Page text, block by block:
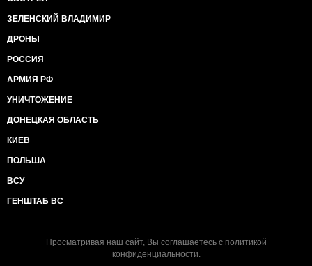
ЗЕЛЕНСКИЙ ВЛАДИМИР
ДРОНЫ
РОССИЯ
АРМИЯ РФ
УНИЧТОЖЕНИЕ
ДОНЕЦКАЯ ОБЛАСТЬ
КИЕВ
ПОЛЬША
ВСУ
ГЕНШТАБ ВС
Просматривая наш сайт, Вы соглашаетесь с политикой
конфиденциальности.